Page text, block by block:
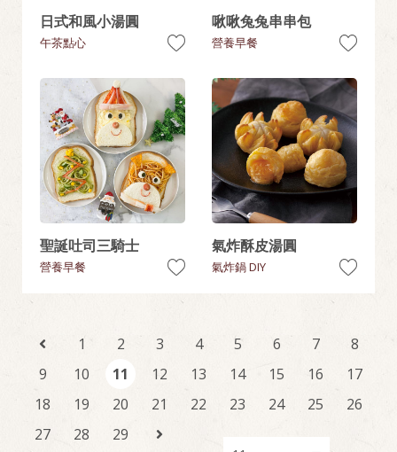
日式和風小湯圓
午茶點心
啾啾兔兔串串包
營養早餐
聖誕吐司三騎士
營養早餐
氣炸酥皮湯圓
氣炸鍋 DIY
1 2 3 4 5 6 7
8
9
10 11 12 13 14 15 16
17
18
19 20 21 22 23 24 25
26
27
28 29